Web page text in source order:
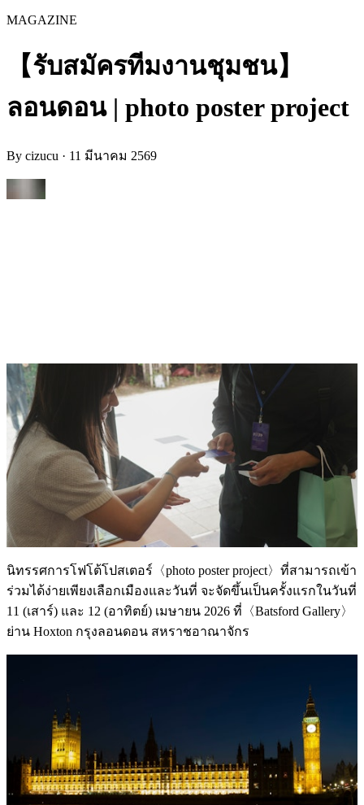
MAGAZINE
【รับสมัครทีมงานชุมชน】
ลอนดอน | photo poster project
By cizucu · 11 มีนาคม 2569
นิทรรศการโฟโต้โปสเตอร์〈photo poster project〉ที่สามารถเข้า
ร่วมได้ง่ายเพียงเลือกเมืองและวันที่ จะจัดขึ้นเป็นครั้งแรกในวันที่
11 (เสาร์) และ 12 (อาทิตย์) เมษายน 2026 ที่〈Batsford Gallery〉
ย่าน Hoxton กรุงลอนดอน สหราชอาณาจักร